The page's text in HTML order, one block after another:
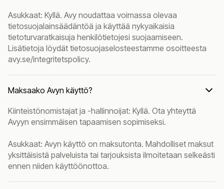
Asukkaat: Kyllä. Avy noudattaa voimassa olevaa
tietosuojalainsäädäntöä ja käyttää nykyaikaisia
tietoturvaratkaisuja henkilötietojesi suojaamiseen.
Lisätietoja löydät tietosuojaselosteestamme osoitteesta
avy.se/integritetspolicy.
Maksaako Avyn käyttö?
Kiinteistönomistajat ja -hallinnoijat: Kyllä. Ota yhteyttä
Avyyn ensimmäisen tapaamisen sopimiseksi.
Asukkaat: Avyn käyttö on maksutonta. Mahdolliset maksut
yksittäisistä palveluista tai tarjouksista ilmoitetaan selkeästi
ennen niiden käyttöönottoa.